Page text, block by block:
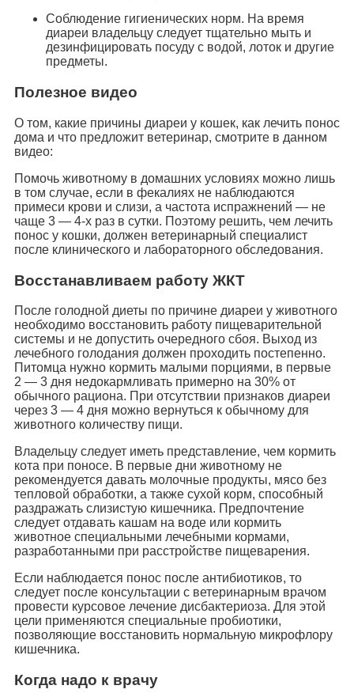
Соблюдение гигиенических норм. На время
диареи владельцу следует тщательно мыть и
дезинфицировать посуду с водой, лоток и другие
предметы.
Полезное видео
О том, какие причины диареи у кошек, как лечить понос
дома и что предложит ветеринар, смотрите в данном
видео:
Помочь животному в домашних условиях можно лишь
в том случае, если в фекалиях не наблюдаются
примеси крови и слизи, а частота испражнений — не
чаще 3 — 4-х раз в сутки. Поэтому решить, чем лечить
понос у кошки, должен ветеринарный специалист
после клинического и лабораторного обследования.
Восстанавливаем работу ЖКТ
После голодной диеты по причине диареи у животного
необходимо восстановить работу пищеварительной
системы и не допустить очередного сбоя. Выход из
лечебного голодания должен проходить постепенно.
Питомца нужно кормить малыми порциями, в первые
2 — 3 дня недокармливать примерно на 30% от
обычного рациона. При отсутствии признаков диареи
через 3 — 4 дня можно вернуться к обычному для
животного количеству пищи.
Владельцу следует иметь представление, чем кормить
кота при поносе. В первые дни животному не
рекомендуется давать молочные продукты, мясо без
тепловой обработки, а также сухой корм, способный
раздражать слизистую кишечника. Предпочтение
следует отдавать кашам на воде или кормить
животное специальными лечебными кормами,
разработанными при расстройстве пищеварения.
Если наблюдается понос после антибиотиков, то
следует после консультации с ветеринарным врачом
провести курсовое лечение дисбактериоза. Для этой
цели применяются специальные пробиотики,
позволяющие восстановить нормальную микрофлору
кишечника.
Когда надо к врачу